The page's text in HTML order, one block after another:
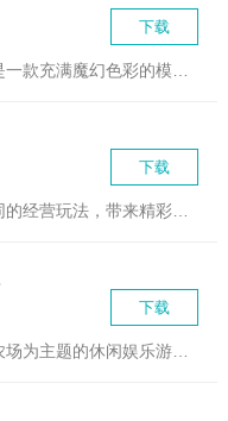
下载
下载
下载